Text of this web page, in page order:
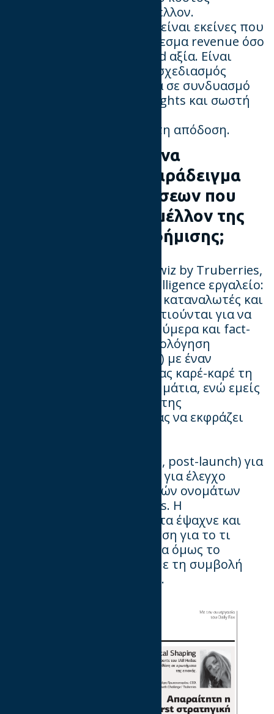
απόκτησης πελάτη στο μέλλον.
Οι καλύτερες επενδύσεις είναι εκείνες που
χτίζουν τόσο βραχυπρόθεσμα revenue όσο
και μακροπρόθεσμη brand αξία. Είναι
απαραίτητος ο data-first σχεδιασμός
στρατηγικής για τη μάρκα σε συνδυασμό
με AI-driven advanced insights και σωστή
των καναλιών για βέλτιστη απόδοση.
2. Θα μπορούσατε να
μοιραστείτε ένα παράδειγμα
καινοτόμων μετρήσεων που
σηματοδοτούν το μέλλον της
μέτρησης της διαφήμισης;
Το 2024 λανσάραμε το Adwiz by Truberries,
ένα agile collaborative intelligence εργαλείο:
AI, Σημειολογία, αληθινοί καταναλωτές και
αληθινοί Αναλυτές συναντιούνται για να
δώσουν απαντήσεις με νούμερα και fact-
based ερμηνείες στην αξιολόγηση
διαφημίσεων (print, video) με έναν
ενδελεχή τρόπο, κοιτώντας καρέ-καρέ τη
διαφήμιση με ανθρώπινα μάτια, ενώ εμείς
διεισδύουμε στη δύναμη της
υποσυνείδητης διεργασίας να εκφράζει
Ιδανικό εργαλείο (pre-test, post-launch) για
ATL και digital campaigns, για έλεγχο
συσκευασιών, εναλλακτικών ονομάτων
ενός προϊόντος ή concepts. Η
διαφημιστική αγορά, πάντα έψαχνε και
συνεχίζει να αναζητά γνώση για το τι
δουλεύει και γιατί, σήμερα όμως το
αποκτά πιο γρήγορα και με τη συμβολή
του AI (benchmarking etc).